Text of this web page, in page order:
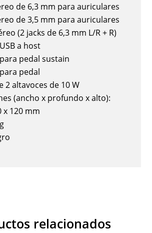
de 6,3 mm para auriculares
de 3,5 mm para auriculares
(2 jacks de 6,3 mm L/R + R)
a host
pedal sustain
pedal
2 altavoces de 10 W
(ancho x profundo x alto):
x 120 mm
relacionados